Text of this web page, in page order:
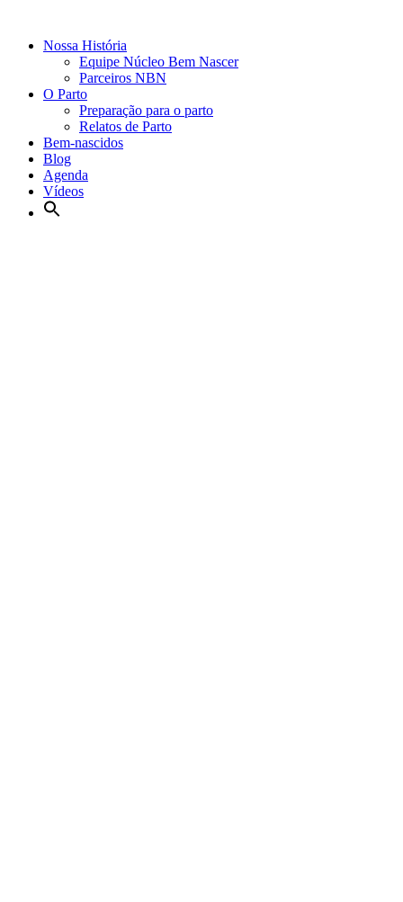
Nossa História
Equipe Núcleo Bem Nascer
Parceiros NBN
O Parto
Preparação para o parto
Relatos de Parto
Bem-nascidos
Blog
Agenda
Vídeos